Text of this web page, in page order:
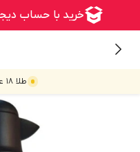
طلا ۱۸ عیار